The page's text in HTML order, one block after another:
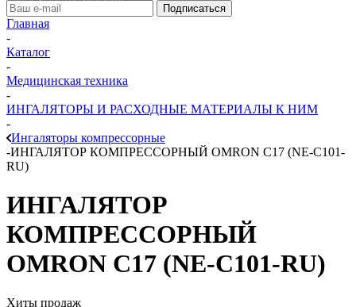
Главная
-
Каталог
-
Медицинская техника
-
ИНГАЛЯТОРЫ И РАСХОДНЫЕ МАТЕРИАЛЫ К НИМ
-
Ингаляторы компрессорные
-ИНГАЛЯТОР КОМПРЕССОРНЫЙ OMRON C17 (NE-C101-
RU)
ИНГАЛЯТОР
КОМПРЕССОРНЫЙ
OMRON C17 (NE-C101-RU)
Хиты продаж